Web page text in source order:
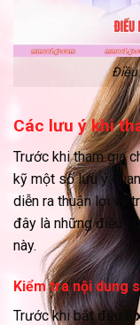
Điều
Các lưu ý khi
Trước khi tham gia
kỹ một số lưu ý
diễn ra thuận lợi và
đây là những điều
này.
Kiểm tra nội dung
Trước khi bắt đầu